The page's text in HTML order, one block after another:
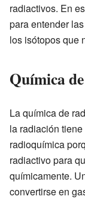
radiactivos. En
para entender
los isótopos que
Química
La química de
la radiación
radioquímica
radiactivo para
químicamente.
convertirse en